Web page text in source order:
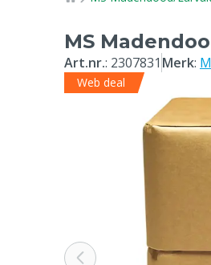
MS
Art.nr.: 2307831 Merk:
Web deal